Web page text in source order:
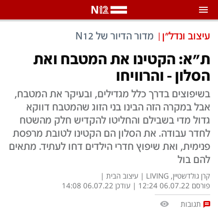
כל ההתראות
רק מה שחשוב
כבוי
צ'אט הכתבים
צ'אט החדשות
צ'אט הספורט
התראות
חדשות
כל החדשות
ביטחוני
תחזית מזג האוויר
עיצוב ונדל"ן מדור הדיור של N12
ת"א: הקטינו את המטבח ואת
הסלון - והרוויחו
בשיפוצים בדרך כלל מגדילים, ובעיקר את המטבח,
אבל במקרה הזה הבינו בני הזוג שהמטבח דווקא
גדול מדי בשבילם והחליטו להקדיש חלק מהשטח
לחדר עבודה. את הסלון הם הקטינו לטובת מרפסת
פנימית, ואת שיפוץ חדרי הילדים דחו לעתיד. מתאים
להם בול
קרן גולדשטיין, LIVING | עיצוב הבית |
פורסם 12:24 06.07.22 | עודכן 14:08 06.07.22
תגובות